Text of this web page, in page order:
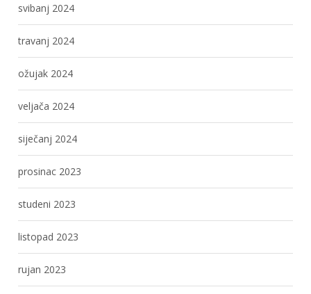
svibanj 2024
travanj 2024
ožujak 2024
veljača 2024
siječanj 2024
prosinac 2023
studeni 2023
listopad 2023
rujan 2023